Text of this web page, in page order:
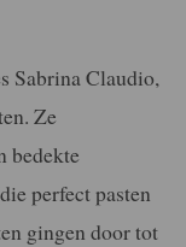
Sabrina Claudio,
Ze
bedekte
perfect pasten
gingen door tot